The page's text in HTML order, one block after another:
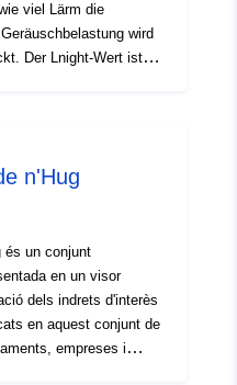
data.europa.eu/88u/dataset/
org-7472957
purl.org/dc/dcmitype/Dataset
wird
Der Lnight-Wert ist
n'Hug
és un conjunt
en un visor
dels indrets d'interès
en aquest conjunt de
empreses i